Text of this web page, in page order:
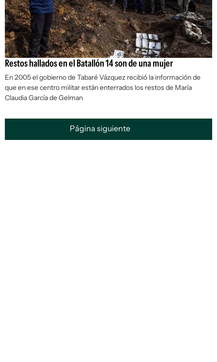
Restos hallados en el Batallón 14 son de una mujer
En 2005 el gobierno de Tabaré Vázquez recibió la información de
que en ese centro militar están enterrados los restos de María
Claudia García de Gelman
Página siguiente